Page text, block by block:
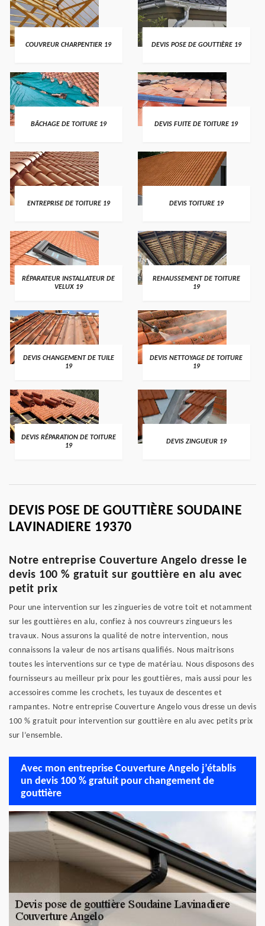
COUVREUR CHARPENTIER 19 DEVIS POSE DE GOUTTIÈRE 19
BÂCHAGE DE TOITURE 19 DEVIS FUITE DE TOITURE 19
ENTREPRISE DE TOITURE 19 DEVIS TOITURE 19
RÉPARATEUR INSTALLATEUR DE
VELUX 19
REHAUSSEMENT DE TOITURE
19
DEVIS CHANGEMENT DE TUILE
19
DEVIS NETTOYAGE DE TOITURE
19
DEVIS RÉPARATION DE TOITURE
19
DEVIS ZINGUEUR 19
DEVIS POSE DE GOUTTIÈRE SOUDAINE
LAVINADIERE 19370
Notre entreprise Couverture Angelo dresse le
devis 100 % gratuit sur gouttière en alu avec
petit prix
Pour une intervention sur les zingueries de votre toit et notamment
sur les gouttières en alu, confiez à nos couvreurs zingueurs les
travaux. Nous assurons la qualité de notre intervention, nous
connaissons la valeur de nos artisans qualifiés. Nous maitrisons
toutes les interventions sur ce type de matériau. Nous disposons des
fournisseurs au meilleur prix pour les gouttières, mais aussi pour les
accessoires comme les crochets, les tuyaux de descentes et
rampantes. Notre entreprise Couverture Angelo vous dresse un devis
100 % gratuit pour intervention sur gouttière en alu avec petits prix
sur l’ensemble.
Avec mon entreprise Couverture Angelo j’établis
un devis 100 % gratuit pour changement de
gouttière